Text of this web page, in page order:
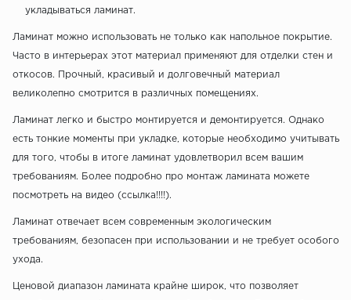
укладываться ламинат.
Ламинат можно использовать не только как напольное покрытие.
Часто в интерьерах этот материал применяют для отделки стен и
откосов. Прочный, красивый и долговечный материал
великолепно смотрится в различных помещениях.
Ламинат легко и быстро монтируется и демонтируется. Однако
есть тонкие моменты при укладке, которые необходимо учитывать
для того, чтобы в итоге ламинат удовлетворил всем вашим
требованиям. Более подробно про монтаж ламината можете
посмотреть на видео (ссылка!!!!).
Ламинат отвечает всем современным экологическим
требованиям, безопасен при использовании и не требует особого
ухода.
Ценовой диапазон ламината крайне широк, что позволяет